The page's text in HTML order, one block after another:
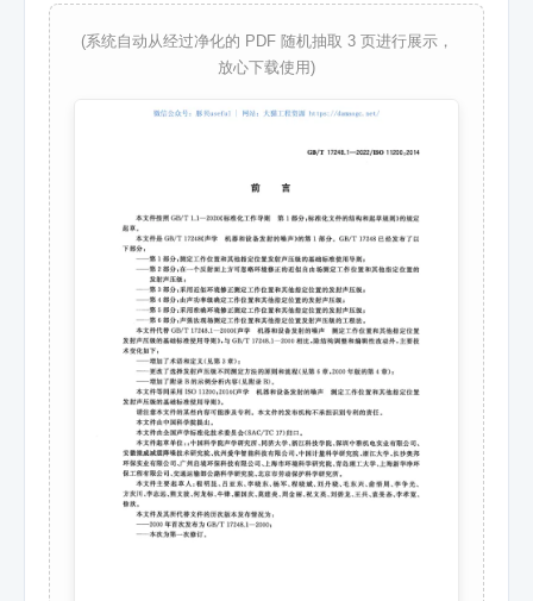
(系统自动从经过净化的 PDF 随机抽取 3 页进行展示，
放心下载使用)